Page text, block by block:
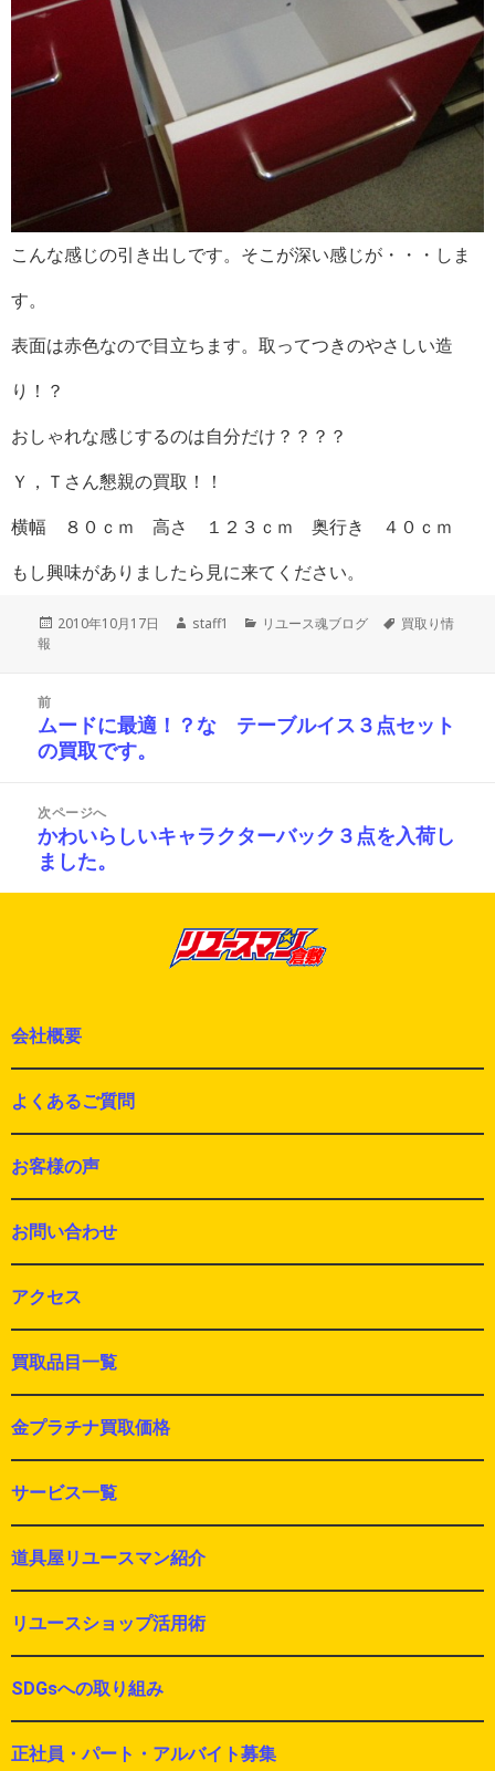
こんな感じの引き出しです。そこが深い感じが・・・しま
す。
表面は赤色なので目立ちます。取ってつきのやさしい造
り！？
おしゃれな感じするのは自分だけ？？？？
Ｙ，Ｔさん懇親の買取！！
横幅 ８０ｃｍ 高さ １２３ｃｍ 奥行き ４０ｃｍ
もし興味がありましたら見に来てください。
投
2010年10月17日
作
staff1
カ
リユース魂ブログ
タ
買取り情
報
前
前
の
稿:
ムードに最適！？な テーブルイス３点セット
の買取です。
次ページへ
次
の
投
かわいらしいキャラクターバック３点を入荷し
ました。
会社概要
よくあるご質問
お客様の声
お問い合わせ
アクセス
買取品目一覧
金プラチナ買取価格
サービス一覧
道具屋リユースマン紹介
リユースショップ活用術
SDGsへの取り組み
正社員・パート・アルバイト募集